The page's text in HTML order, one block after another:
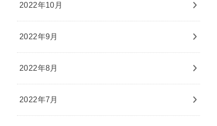
2022年10月
2022年9月
2022年8月
2022年7月